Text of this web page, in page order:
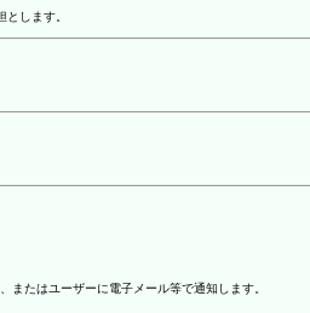
します。
またはユーザーに電子メール等で通知します。